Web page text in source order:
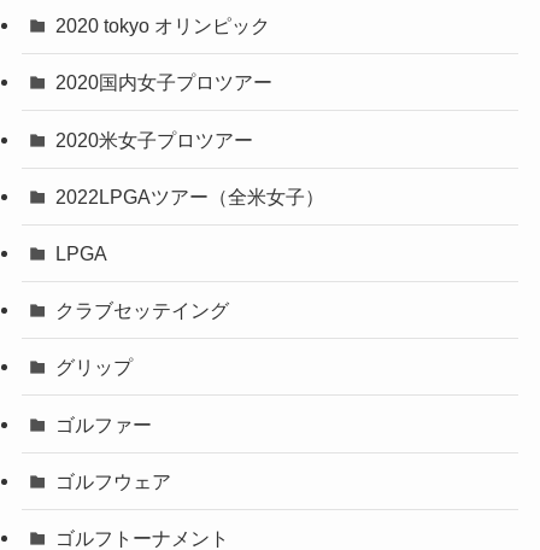
2020 tokyo オリンピック
2020国内女子プロツアー
2020米女子プロツアー
2022LPGAツアー（全米女子）
LPGA
クラブセッテイング
グリップ
ゴルファー
ゴルフウェア
ゴルフトーナメント